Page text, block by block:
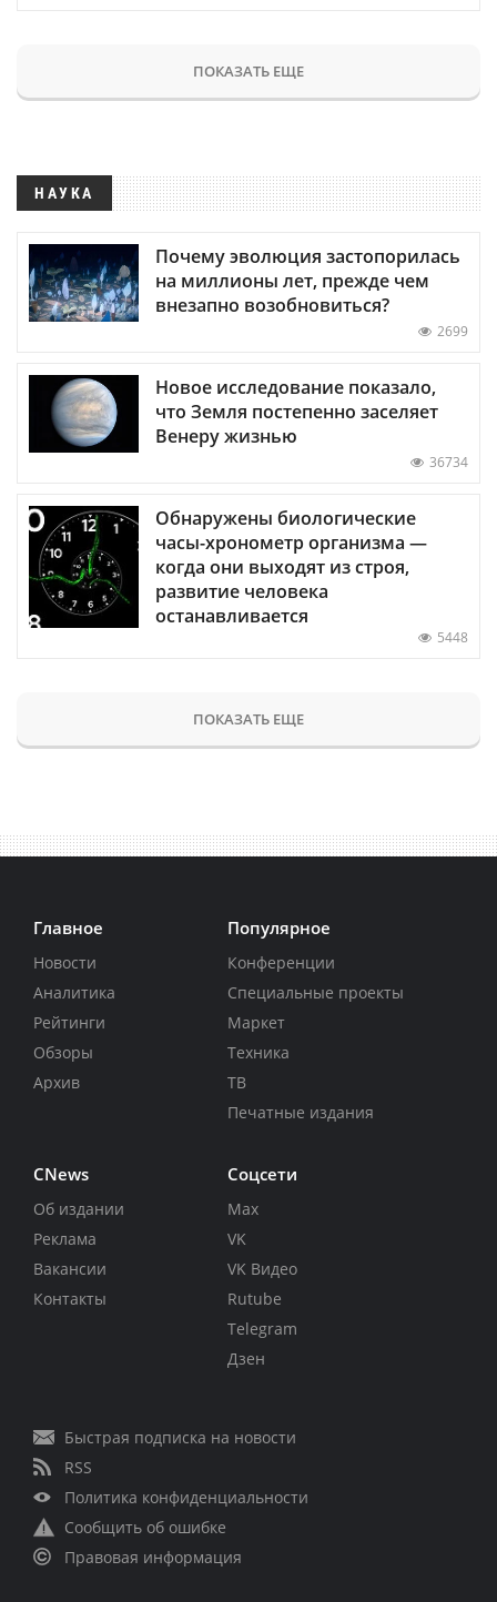
ПОКАЗАТЬ ЕЩЕ
НАУКА
Почему эволюция застопорилась
на миллионы лет, прежде чем
внезапно возобновиться?
2699
Новое исследование показало,
что Земля постепенно заселяет
Венеру жизнью
36734
Обнаружены биологические
часы-хронометр организма —
когда они выходят из строя,
развитие человека
останавливается
5448
ПОКАЗАТЬ ЕЩЕ
Главное
Новости
Аналитика
Рейтинги
Обзоры
Архив
Популярное
Конференции
Специальные проекты
Маркет
Техника
ТВ
Печатные издания
CNews
Об издании
Реклама
Вакансии
Контакты
Соцсети
Max
VK
VK Видео
Rutube
Telegram
Дзен
Быстрая подписка на новости
RSS
Политика конфиденциальности
Сообщить об ошибке
Правовая информация